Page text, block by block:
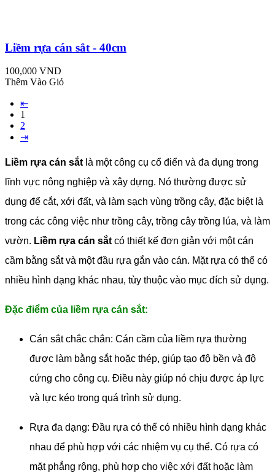
Liềm rựa cán sắt - 40cm
100,000 VND
Thêm Vào Giỏ
⇤
1
2
⇥
Liềm rựa cán sắt là một công cụ cổ điển và đa dụng trong
lĩnh vực nông nghiệp và xây dựng. Nó thường được sử
dụng để cắt, xới đất, và làm sạch vùng trồng cây, đặc biệt là
trong các công việc như trồng cây, trồng cây trồng lúa, và làm
vườn. Liềm rựa cán sắt có thiết kế đơn giản với một cán
cầm bằng sắt và một đầu rựa gắn vào cán. Mặt rựa có thể có
nhiều hình dạng khác nhau, tùy thuộc vào mục đích sử dụng.
Đặc điểm của liềm rựa cán sắt:
Cán sắt chắc chắn: Cán cầm của liềm rựa thường
được làm bằng sắt hoặc thép, giúp tạo độ bền và độ
cứng cho công cụ. Điều này giúp nó chịu được áp lực
và lực kéo trong quá trình sử dụng.
Rựa đa dạng: Đầu rựa có thể có nhiều hình dạng khác
nhau để phù hợp với các nhiệm vụ cụ thể. Có rựa có
mặt phẳng rộng, phù hợp cho việc xới đất hoặc làm